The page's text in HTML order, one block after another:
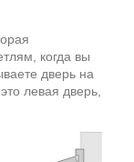
когда вы
дверь на
левая дверь,